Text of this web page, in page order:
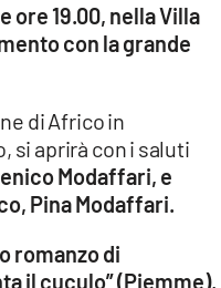
ore 19.00, nella Villa
con la grande
di Africo in
si aprirà con i saluti
Modaffari, e
Pina Modaffari.
romanzo di
il cuculo” (Piemme),